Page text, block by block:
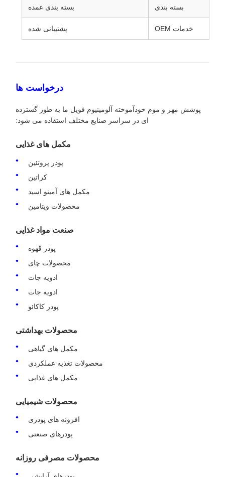
بسته بندی بسته بندی عمده
خدمات OEM پشتیبانی شده
درخواست ها
پوشش مهر و موم خودآموخته آلومینیوم فویل ما به طور گسترده
ای در سراسر صنایع مختلف استفاده می شود:
مکمل های غذایی
پودر پروتئین
کراتین
مکمل های آمینو اسید
محصولات ویتامین
صنعت مواد غذایی
پودر قهوه
محصولات چای
ادویه جات
ادویه جات
پودر کاکائو
محصولات بهداشتی
مکمل های گیاهی
محصولات تغذیه عملکردی
مکمل های غذایی
محصولات شیمیایی
افزونه های پودری
پودرهای صنعتی
محصولات مصرفی روزانه